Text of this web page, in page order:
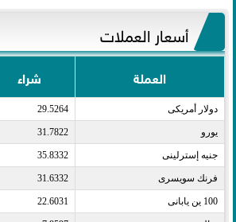
أسعار العملات
العملة شراء
دولار أمريكى​ 29.5264
يورو​ 31.7822
جنيه إسترلينى​ 35.8332
فرنك سويسرى​ 31.6332
100 ين يابانى​ 22.6031